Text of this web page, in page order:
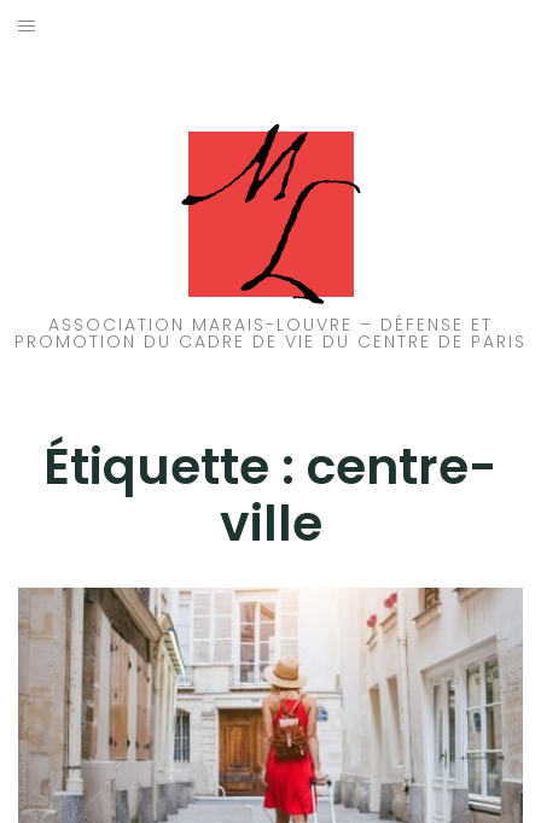
Aller
ASSOCIATION MARAIS-LOUVRE – DÉFENSE ET
PROMOTION DU CADRE DE VIE DU CENTRE DE PARIS
Étiquette : centre-
ville